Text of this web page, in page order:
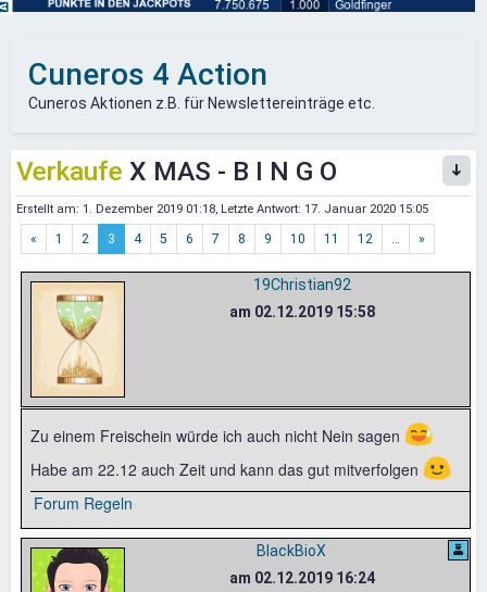
Cuneros 4 Action
Cuneros Aktionen z.B. für Newslettereinträge etc.
Verkaufe X MAS - B I N G O
Erstellt am: 1. Dezember 2019 01:18, Letzte Antwort: 17. Januar 2020 15:05
« 1 2 3 4 5 6 7 8 9 10 11 12 … »
19Christian92
am 02.12.2019 15:58
Zu einem Freischein würde ich auch nicht Nein sagen 😅
Habe am 22.12 auch Zeit und kann das gut mitverfolgen 🙂
Forum Regeln
BlackBioX
am 02.12.2019 16:24